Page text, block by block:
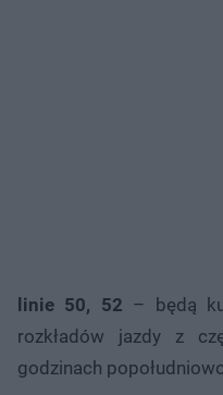
linie 50, 52 – będą
rozkładów jazdy z
godzinach